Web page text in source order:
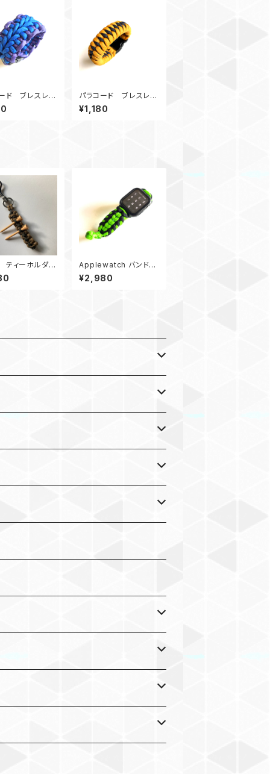
ド ブレスレッ
パラコード ブレスレッ
ト DragonTeeth_G
Nv
¥1,180
ティーホルダー
ープ KOD
Applewatch バンド
アップルウォッチ バンド
44_服部MM_黒黄緑
¥2,980